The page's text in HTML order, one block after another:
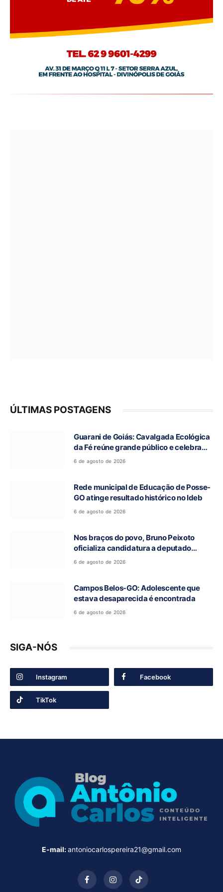
ÚLTIMAS POSTAGENS
Guarani de Goiás: Cavalgada Ecológica
da Fé reúne grande público e celebra
tradição religiosa
6 de agosto de 2026
Rede municipal de Educação de Posse-
GO atinge resultado histórico no Ideb
6 de agosto de 2026
Nos braços do povo, Bruno Peixoto
oficializa candidatura a deputado
federal em convenção do União Brasil
6 de agosto de 2026
Campos Belos-GO: Adolescente que
estava desaparecida é encontrada
6 de agosto de 2026
SIGA-NÓS
Instagram Facebook
TikTok
E-mail:antoniocarlospereira21@gmail.com
FacebookInstagramTikTok